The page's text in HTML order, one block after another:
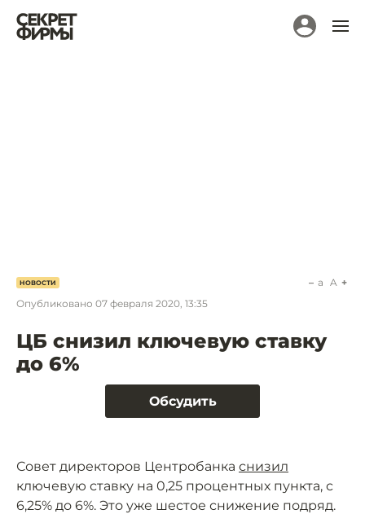
НОВОСТИ
Опубликовано 07 февраля 2020, 13:35
a A
ЦБ снизил ключевую ставку
до 6%
Обсудить
Совет директоров Центробанка снизил
ключевую ставку на 0,25 процентных пункта, с
6,25% до 6%. Это уже шестое снижение подряд.